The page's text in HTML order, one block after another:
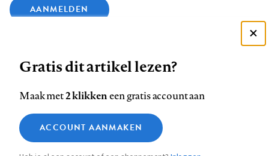
AANMELDEN
op
Facebook
op
LinkedIn
op
Bluesky
ons
op
InstagramYouTube
Footer
Contact Colofon Disclaimer Privacy
Medische vragen verdienen
betrouwbare antwoorden
Zie onze cookie policy
Analytische cookies
Gratis dit artikel lezen?
Maak met2 klikkeneen gratis account aan
ACCOUNT AANMAKEN